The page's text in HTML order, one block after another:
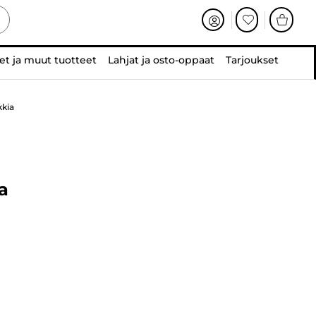
ja muut tuotteet Lahjat ja osto-oppaat Tarjoukset